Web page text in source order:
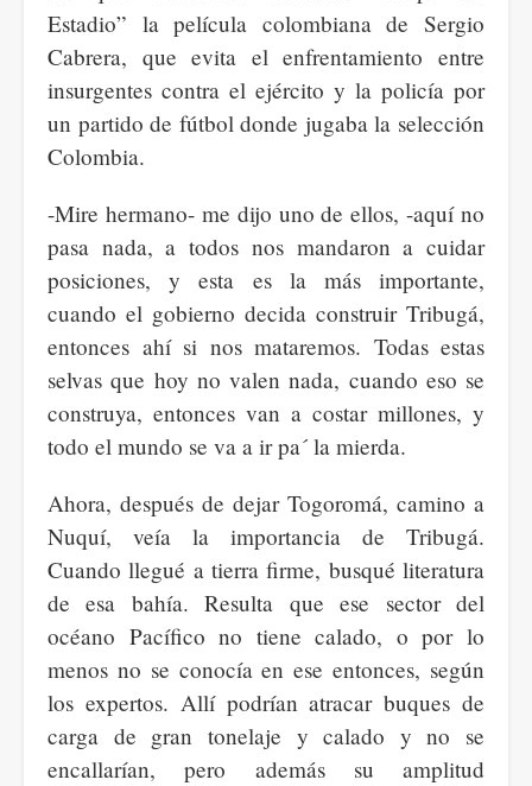
Estadio” la película colombiana de Sergio
Cabrera, que evita el enfrentamiento entre
insurgentes contra el ejército y la policía por
un partido de fútbol donde jugaba la selección
Colombia.
-Mire hermano- me dijo uno de ellos, -aquí no
pasa nada, a todos nos mandaron a cuidar
posiciones, y esta es la más importante,
cuando el gobierno decida construir Tribugá,
entonces ahí si nos mataremos. Todas estas
selvas que hoy no valen nada, cuando eso se
construya, entonces van a costar millones, y
todo el mundo se va a ir pa´ la mierda.
Ahora, después de dejar Togoromá, camino a
Nuquí, veía la importancia de Tribugá.
Cuando llegué a tierra firme, busqué literatura
de esa bahía. Resulta que ese sector del
océano Pacífico no tiene calado, o por lo
menos no se conocía en ese entonces, según
los expertos. Allí podrían atracar buques de
carga de gran tonelaje y calado y no se
encallarían, pero además su amplitud